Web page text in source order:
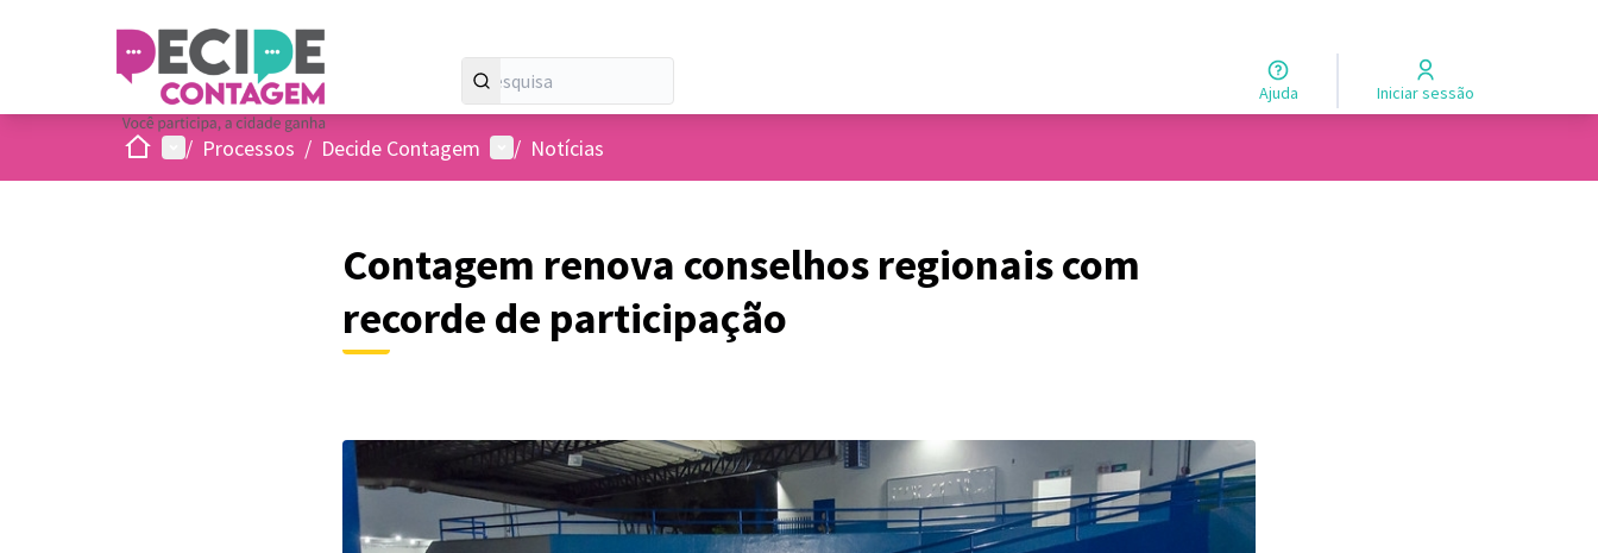
Ajuda Iniciar sessão
InicioMenu principal
/ Processos / Decide Contagem Menu de usuários
/ Notícias
Contagem renova conselhos regionais com
recorde de participação